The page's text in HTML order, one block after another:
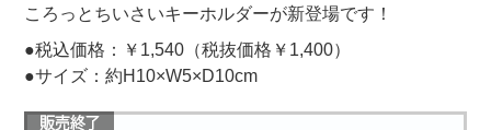
ころっとちいさいキーホルダーが新登場です！
●税込価格：￥1,540（税抜価格￥1,400）
●サイズ：約H10×W5×D10cm